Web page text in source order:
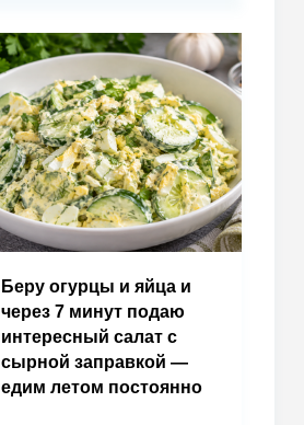
Беру огурцы и яйца и
через 7 минут подаю
интересный салат с
сырной заправкой —
едим летом постоянно